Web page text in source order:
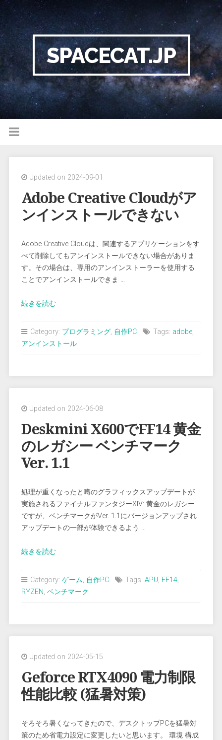
SPACECAT.JP
Updated on 2024-09-01
Adobe Creative Cloudがア
ンインストールできない
Adobe Creative Cloudは、関連するアプリケーションをす
べて削除してもアンインストールできない場合がありま
す。その場合は、専用のアンインストーラーを使用する
ことでアンインストールできま …
続きを読む“Adobe
Cloud
イ
ン
ト
ル
で
き
な
Category: プログラミング, 自作PC Tags: adobe,
アンインストール
Updated on 2024-06-08
Deskmini X600でFF14 黄金
のレガシー ベンチマーク
Ver. 1.1
処理が重くなったと噂のグラフィックスアップデートが
実施されるファイナルファンタジーXIV: 黄金のレガシー
ですが、ベンチマークがVer. 1.1にバージョンアップされ
アップデートの一部が体験できるよう …
続きを読む“Deskmini
の
レ
シ
ベ
ン
Category: ゲーム, 自作PC Tags: APU, FF14,
RYZEN, ベンチマーク
Updated on 2024-05-15
Geforce RTX4090 電力制限
性能比較 (猛暑対策)
そろそろ暑くなってきたので、デスクトップPCを猛暑対
策のため省電力設定に変更したいと思います。 環境 構成